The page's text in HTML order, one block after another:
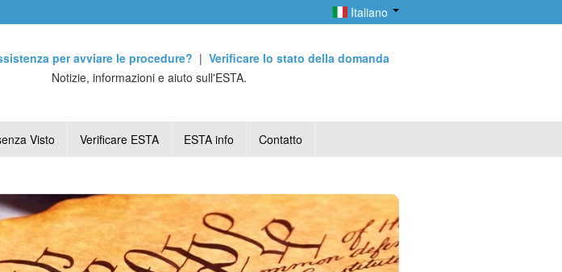
Italiano
per avviare le procedure? | Verificare lo stato della domanda
Notizie, informazioni e aiuto sull'ESTA.
Visto Verificare ESTA ESTA info Contatto